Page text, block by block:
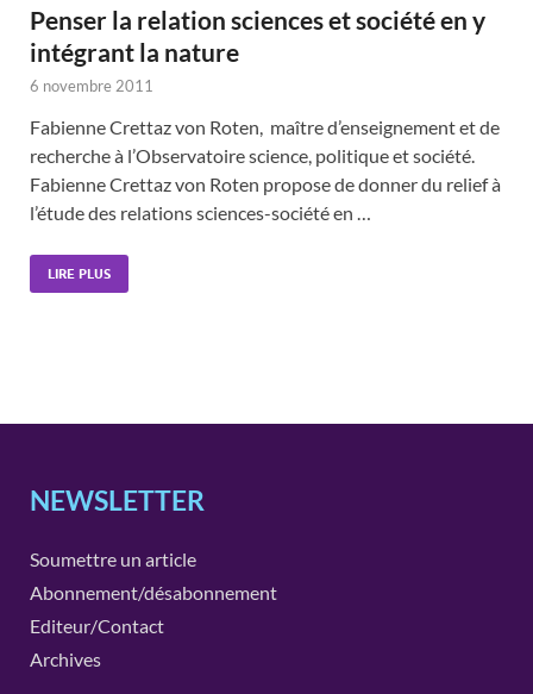
Penser la relation sciences et société en y
intégrant la nature
6 novembre 2011
Fabienne Crettaz von Roten, maître d’enseignement et de
recherche à l’Observatoire science, politique et société.
Fabienne Crettaz von Roten propose de donner du relief à
l’étude des relations sciences-société en …
LIRE PLUS
NEWSLETTER
Soumettre un article
Abonnement/désabonnement
Editeur/Contact
Archives